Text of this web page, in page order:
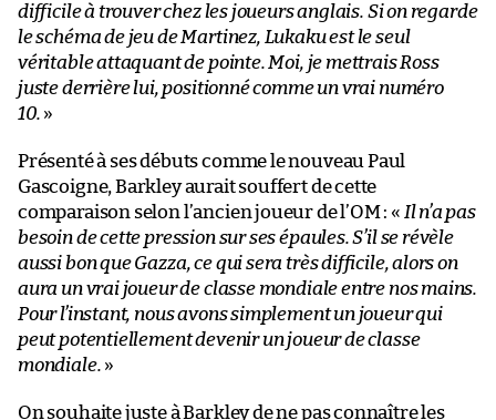
difficile à trouver chez les joueurs anglais. Si on regarde
le schéma de jeu de Martinez, Lukaku est le seul
véritable attaquant de pointe. Moi, je mettrais Ross
juste derrière lui, positionné comme un vrai numéro
10. »
Présenté à ses débuts comme le nouveau Paul
Gascoigne, Barkley aurait souffert de cette
comparaison selon l’ancien joueur de l’OM : « Il n’a pas
besoin de cette pression sur ses épaules. S’il se révèle
aussi bon que Gazza, ce qui sera très difficile, alors on
aura un vrai joueur de classe mondiale entre nos mains.
Pour l’instant, nous avons simplement un joueur qui
peut potentiellement devenir un joueur de classe
mondiale. »
On souhaite juste à Barkley de ne pas connaître les